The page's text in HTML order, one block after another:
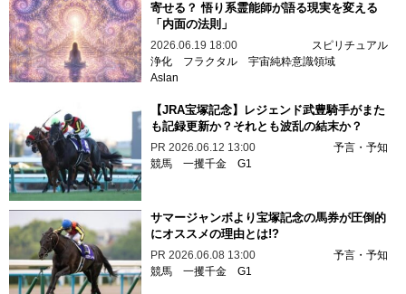
寄せる？ 悟り系霊能師が語る現実を変える
「内面の法則」
2026.06.19 18:00
スピリチュアル
浄化
フラクタル 宇宙純粋意識領域
Aslan
【JRA宝塚記念】レジェンド武豊騎手がまた
も記録更新か？それとも波乱の結末か？
PR 2026.06.12 13:00
予言・予知
競馬 一攫千金 G1
サマージャンボより宝塚記念の馬券が圧倒的
にオススメの理由とは!?
PR 2026.06.08 13:00
予言・予知
競馬 一攫千金 G1